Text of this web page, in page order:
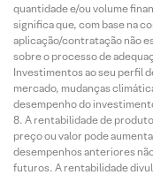
quantidade e/ou volume
significa que, com base na
aplicação/contratação não
sobre o processo de
Investimentos ao seu perfil
mercado, mudanças
desempenho do
A rentabilidade de
preço ou valor pode
desempenhos anteriores
futuros. A rentabilidade